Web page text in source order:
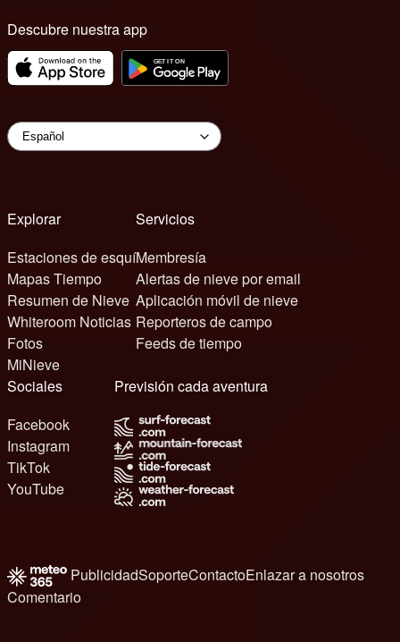
Descubre nuestra app
Explorar
Estaciones de esquí
Mapas Tiempo
Resumen de Nieve
Whiteroom Noticias
Fotos
MiNieve
Servicios
Membresía
Alertas de nieve por email
Aplicación móvil de nieve
Reporteros de campo
Feeds de tiempo
Sociales
Facebook
Instagram
TikTok
YouTube
Previsión cada aventura
PublicidadSoporteContactoEnlazar a nosotros
Comentario